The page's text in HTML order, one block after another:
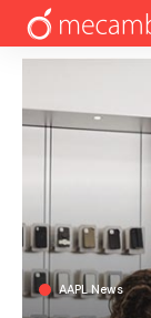
AAPL News